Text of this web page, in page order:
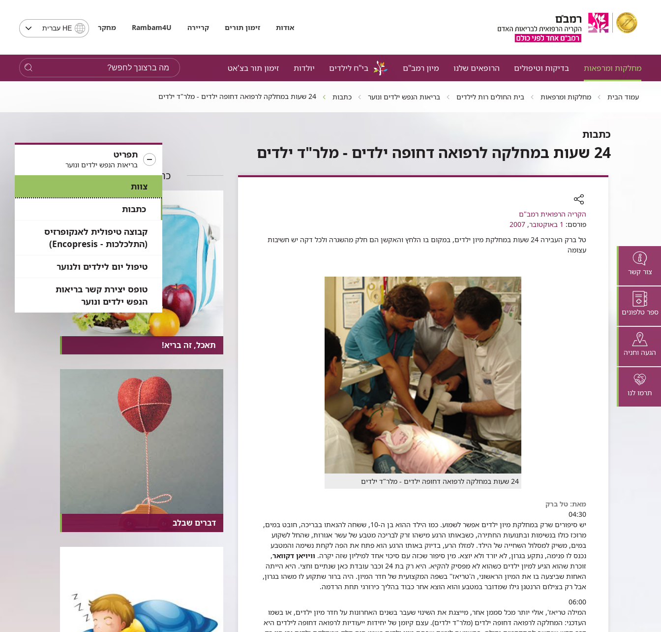
אודות זימון תורים קריירה Rambam4U מחקר
בחירת
שים
לב,
בבחירת
תועבר
לאתר
HE עברית
מחלקות ומרפאות בדיקות וטיפולים הרופאים שלנו מיון רמב"ם בי"ח לילדים יולדות זימון תור בצ'אט
מה
ברצונך
לחפש?
צור קשר
ספר טלפונים
הגעה וחניה
תרמו לנו
עמוד הבית מחלקות ומרפאות בית החולים רות לילדים בריאות הנפש ילדים ונוער כתבות 24 שעות במחלקה לרפואה דחופה ילדים - מלר"ד ילדים
תפריט
בריאות הנפש ילדים ונוער
צוות
כתבות
קבוצה טיפולית לאנקופרזיס
(התלכלכות - Encopresis)
טיפול יום לילדים ולנוער
טופס יצירת קשר בריאות
הנפש ילדים ונוער
כתבות
24 שעות במחלקה לרפואה דחופה ילדים - מלר"ד ילדים
רכיב
שיתוף
הקריה הרפואית רמב"ם
פורסם: 1 באוקטובר, 2007
טל ברק העבירה 24 שעות במחלקת מיון ילדים, במקום בו הלחץ והאקשן הם חלק מהשגרה ולכל דקה יש חשיבות
עצומה
24 שעות במחלקה לרפואה דחופה ילדים - מלר"ד ילדים
מאת: טל ברק
04:30
יש סיפורים שרק במחלקת מיון ילדים אפשר לשמוע. כמו הילד ההוא בן ה-10, ששחה להנאתו בבריכה, חובט במים,
מרוכז כולו בנשימות ובתנועות החתירה, כשבאותו הרגע מישהו זרק לבריכה מטבע של עשר אגורות, שהחל לשקוע
במים, משיק למסלול השחייה של הילד. למזלו הרע, בדיוק באותו הרגע הוא פתח את הפה לקחת נשימה והמטבע
נכנס לו פנימה, נתקע בגרון, לא יורד ולא יוצא. מין סיפור שכזה עם סיכוי אחד למיליון שזה יקרה. וויויאן דקוואר,
זוכרת שהוא הגיע למיון ילדים כשהוא לא מפסיק להקיא. היא רק בת 24 וכבר עובדת כאן שנתיים וחצי. היא הייתה
האחות שביצעה בו את המיון הראשוני, ה'טריאז'' בשפה המקצועית של חדר המיון. היה ברור שתקוע לו משהו בגרון,
אבל רק בצילום הרנטגן גילו שמדובר במטבע והוא הוצא אחר כבוד בהליך כירורגי תחת הרדמה.
06:00
המילה טריאז', אולי יותר מכל סממן אחר, מייצגת את השינוי שעבר בשנים האחרונות על חדר מיון ילדים, או בשמו
העדכני: המחלקה לרפואה דחופה ילדים (מלר"ד ילדים). עצם קיומן של יחידות ייעודיות לרפואה דחופה לילדים היא
כתבות בתחום
תאכל, זה בריא!
דברים שבלב